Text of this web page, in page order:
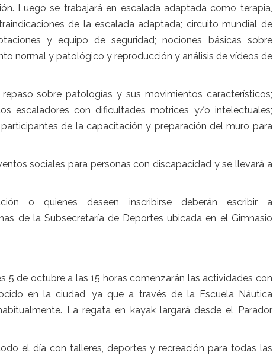
Luego se trabajará en escalada adaptada como terapia,
de la escalada adaptada; circuito mundial de
y equipo de seguridad; nociones básicas sobre
normal y patológico y reproducción y análisis de vídeos de
sobre patologías y sus movimientos característicos;
escaladores con dificultades motrices y/o intelectuales;
de la capacitación y preparación del muro para
sociales para personas con discapacidad y se llevará a
o quienes deseen inscribirse deberán escribir a
de la Subsecretaría de Deportes ubicada en el Gimnasio
5 de octubre a las 15 horas comenzarán las actividades con
en la ciudad, ya que a través de la Escuela Náutica
La regata en kayak largará desde el Parador
el día con talleres, deportes y recreación para todas las